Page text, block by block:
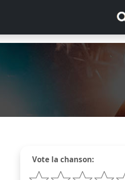
Vote la chanson: